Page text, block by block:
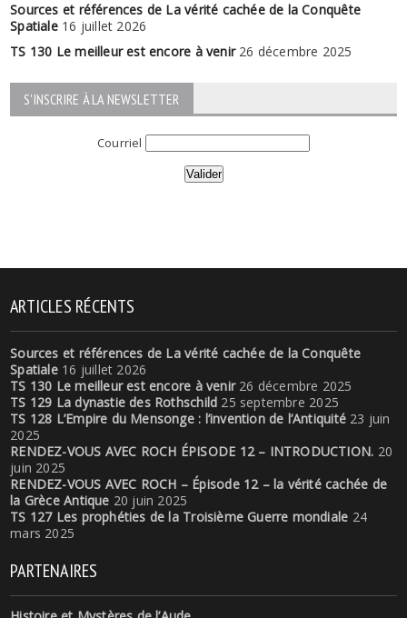
Sources et références de La vérité cachée de la Conquête
Spatiale 16 juillet 2026
TS 130 Le meilleur est encore à venir 26 décembre 2025
S'INSCRIRE À LA NEWSLETTER
Courriel
ARTICLES RÉCENTS
Sources et références de La vérité cachée de la Conquête
Spatiale 16 juillet 2026
TS 130 Le meilleur est encore à venir 26 décembre 2025
TS 129 La dynastie des Rothschild 25 septembre 2025
TS 128 L’Empire du Mensonge : l’invention de l’Antiquité 23 juin
2025
RENDEZ-VOUS AVEC ROCH ÉPISODE 12 – INTRODUCTION. 20
juin 2025
RENDEZ-VOUS AVEC ROCH – Épisode 12 – la vérité cachée de
la Grèce Antique 20 juin 2025
TS 127 Les prophéties de la Troisième Guerre mondiale 24
mars 2025
PARTENAIRES